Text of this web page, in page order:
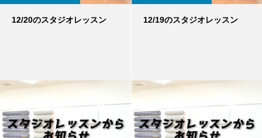
12/20のスタジオレッスン 12/19のスタジオレッスン